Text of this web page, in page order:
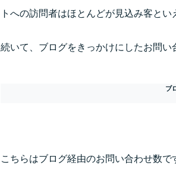
トへの訪問者はほとんどが見込み客とい
続いて、ブログをきっかけにしたお問い
ブ
こちらはブログ経由のお問い合わせ数